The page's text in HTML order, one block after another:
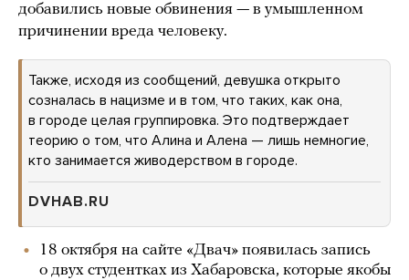
добавились новые обвинения — в умышленном
причинении вреда человеку.
Также, исходя из сообщений, девушка открыто
созналась в нацизме и в том, что таких, как она,
в городе целая группировка. Это подтверждает
теорию о том, что Алина и Алена — лишь немногие,
кто занимается живодерством в городе.
DVHAB.RU
18 октября на сайте «Двач» появилась запись
о двух студентках из Хабаровска, которые якобы